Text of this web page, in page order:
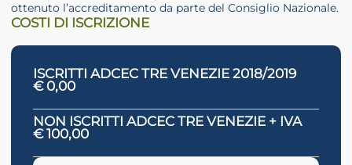
ottenuto l’accreditamento da parte del Consiglio Nazionale.
COSTI DI ISCRIZIONE
ISCRITTI ADCEC TRE VENEZIE 2018/2019
€ 0,00
NON ISCRITTI ADCEC TRE VENEZIE + IVA
€ 100,00